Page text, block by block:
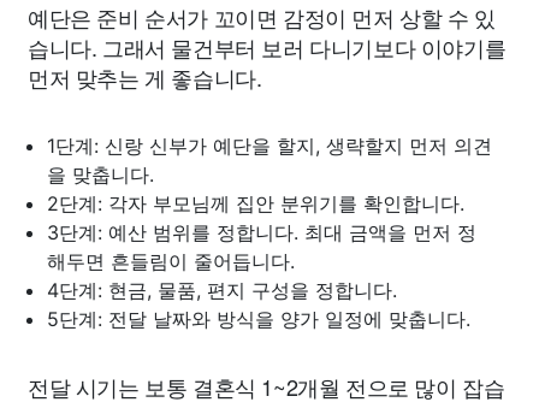
예단은 준비 순서가 꼬이면 감정이 먼저 상할 수 있
습니다. 그래서 물건부터 보러 다니기보다 이야기를
먼저 맞추는 게 좋습니다.
1단계: 신랑 신부가 예단을 할지, 생략할지 먼저 의견
을 맞춥니다.
2단계: 각자 부모님께 집안 분위기를 확인합니다.
3단계: 예산 범위를 정합니다. 최대 금액을 먼저 정
해두면 흔들림이 줄어듭니다.
4단계: 현금, 물품, 편지 구성을 정합니다.
5단계: 전달 날짜와 방식을 양가 일정에 맞춥니다.
전달 시기는 보통 결혼식 1~2개월 전으로 많이 잡습